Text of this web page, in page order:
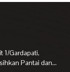
1/Gardapati,
Pantai dan...